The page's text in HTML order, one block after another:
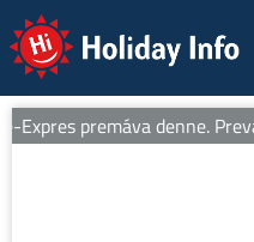
Holiday Info
Expres premáva denne.